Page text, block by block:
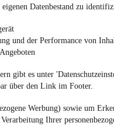
Datenbestand zu
und der Performance von
gibt es unter
über den Link im Footer.
Werbung) sowie um
Ihrer